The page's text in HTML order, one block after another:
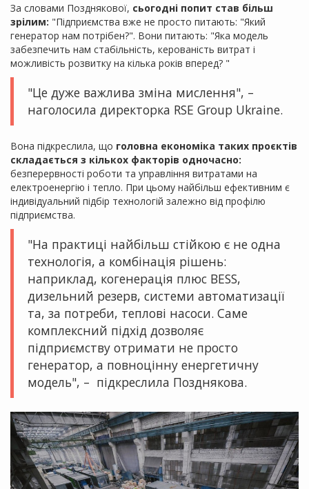
За словами Позднякової, сьогодні попит став більш
зрілим: "Підприємства вже не просто питають: "Який
генератор нам потрібен?". Вони питають: "Яка модель
забезпечить нам стабільність, керованість витрат і
можливість розвитку на кілька років вперед? "
"Це дуже важлива зміна мислення", –
наголосила директорка RSE Group Ukraine.
Вона підкреслила, що головна економіка таких проєктів
складається з кількох факторів одночасно:
безперервності роботи та управління витратами на
електроенергію і тепло. При цьому найбільш ефективним є
індивідуальний підбір технологій залежно від профілю
підприємства.
"На практиці найбільш стійкою є не одна
технологія, а комбінація рішень:
наприклад, когенерація плюс BESS,
дизельний резерв, системи автоматизації
та, за потреби, теплові насоси. Саме
комплексний підхід дозволяє
підприємству отримати не просто
генератор, а повноцінну енергетичну
модель", – підкреслила Позднякова.